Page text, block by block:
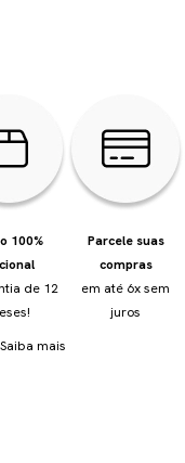
100%
de 12
Parcele suas
compras
em até 6x sem
juros
Saiba mais